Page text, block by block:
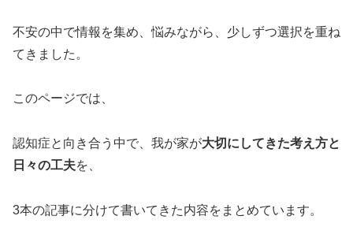
不安の中で情報を集め、悩みながら、少しずつ選択を重ね
てきました。
このページでは、
認知症と向き合う中で、我が家が大切にしてきた考え方と
日々の工夫を、
3本の記事に分けて書いてきた内容をまとめています。